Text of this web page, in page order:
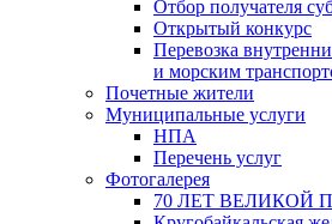
Отбор получателя
Открытый конкурс
Перевозка
и морским
Почетные жители
Муниципальные услуги
НПА
Перечень услуг
Фотогалерея
70 ЛЕТ ВЕЛИКОЙ